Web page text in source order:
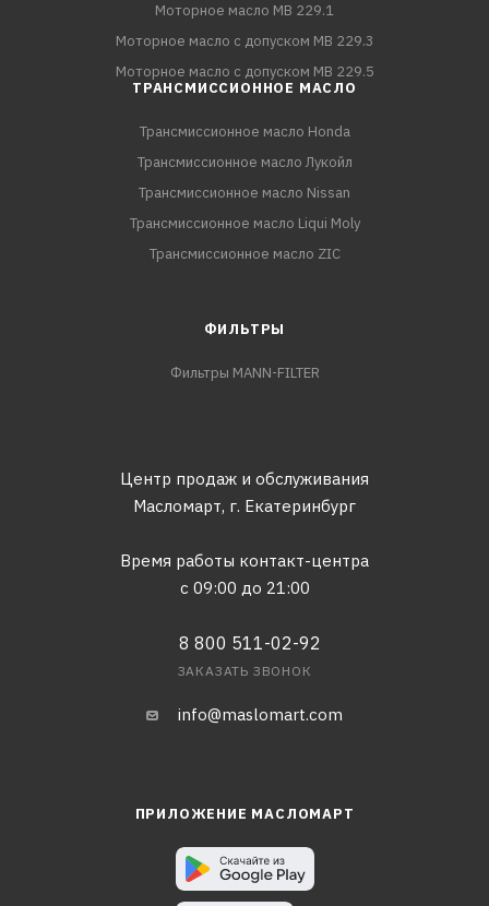
Моторное масло MB 229.1
Моторное масло с допуском MB 229.3
Моторное масло с допуском MB 229.5
ТРАНСМИССИОННОЕ МАСЛО
Трансмиссионное масло Honda
Трансмиссионное масло Лукойл
Трансмиссионное масло Nissan
Трансмиссионное масло Liqui Moly
Трансмиссионное масло ZIC
ФИЛЬТРЫ
Фильтры MANN-FILTER
Центр продаж и обслуживания
Масломарт, г. Екатеринбург
Время работы контакт-центра
с 09:00 до 21:00
8 800 511-02-92
ЗАКАЗАТЬ ЗВОНОК
info@maslomart.com
ПРИЛОЖЕНИЕ МАСЛОМАРТ